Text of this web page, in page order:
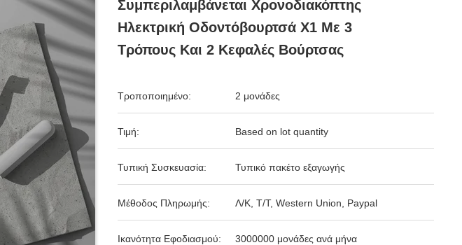
Συμπεριλαμβάνεται Χρονοδιακόπτης
Ηλεκτρική Οδοντόβουρτσά X1 Με 3
Τρόπους Και 2 Κεφαλές Βούρτσας
Τροποποιημένο: 2 μονάδες
Τιμή: Based on lot quantity
Τυπική Συσκευασία: Τυπικό πακέτο εξαγωγής
Μέθοδος Πληρωμής: Λ/Κ, Τ/Τ, Western Union, Paypal
Ικανότητα Εφοδιασμού: 3000000 μονάδες ανά μήνα